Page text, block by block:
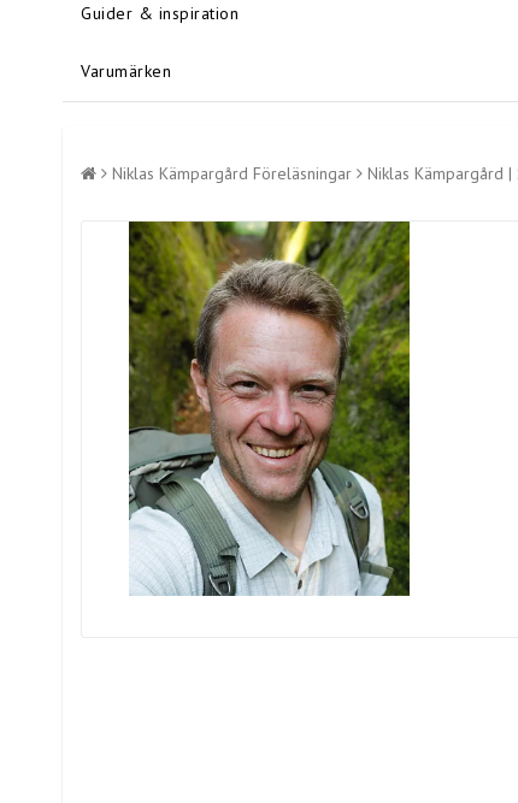
Guider & inspiration
Varumärken
Niklas Kämpargård Föreläsningar Niklas Kämpargård